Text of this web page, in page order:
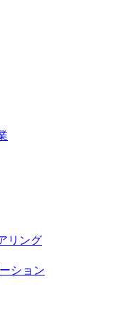
リング
ション